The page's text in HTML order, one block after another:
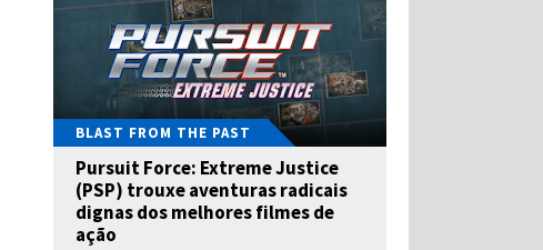
BLAST FROM THE PAST
Pursuit Force: Extreme Justice
(PSP) trouxe aventuras radicais
dignas dos melhores filmes de
ação